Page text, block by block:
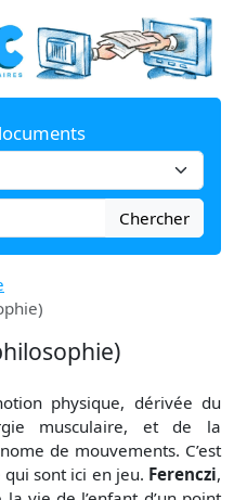
Chercher
physique, dérivée du
musculaire, et de la
de mouvements. C’est
sont ici en jeu. Ferenczi,